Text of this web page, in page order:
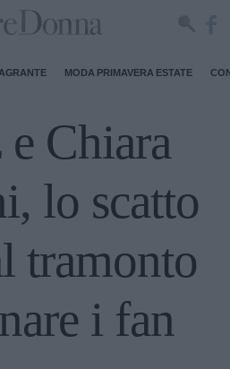
MODA PRIMAVERA ESTATE
e Chiara
lo scatto
tramonto
i fan